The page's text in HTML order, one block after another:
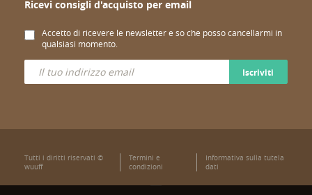
Ricevi consigli d'acquisto per email
Accetto di ricevere le newsletter e so che posso cancellarmi in
qualsiasi momento.
Iscriviti
Tutti i diritti riservati ©
wuuff
Termini e
condizioni
Informativa sulla tutela
dati